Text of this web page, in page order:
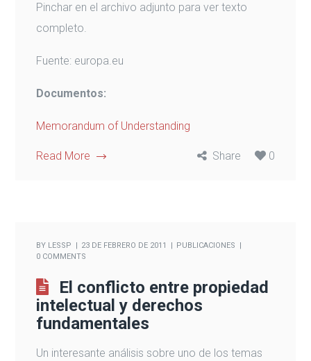
Pinchar en el archivo adjunto para ver texto
completo.
Fuente: europa.eu
Documentos:
Memorandum of Understanding
Read More Share 0
BY LESSP 23 DE FEBRERO DE 2011
PUBLICACIONES
0 COMMENTS
El conflicto entre propiedad
intelectual y derechos
fundamentales
Un interesante análisis sobre uno de los temas